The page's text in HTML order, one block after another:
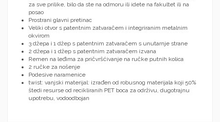
za sve prilike, bilo da ste na odmoru ili idete na fakultet ili na
posao
Prostrani glavni pretinac
Veliki otvor s patentnim zatvaračem i integriranim metalnim
okvirom
3 džepa i 1 džep s patentnim zatvaračem s unutarnje strane
2 džepa i 1 džep s patentnim zatvaračem izvana
Remen na leđima za pričvršćivanje na ručke putnih kolica
2 ručke za nošenje
Podesive naramenice
twist: vanjski materijal: izrađen od robusnog materijala koji 50%
štedi resurse od recikliranih PET boca za održivu, dugotrajnu
upotrebu, vodoodbojan